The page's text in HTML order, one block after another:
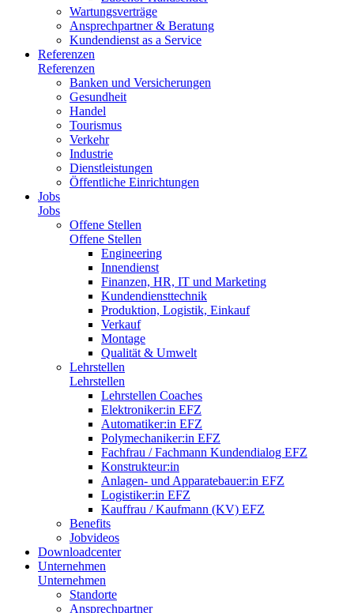
Wartungsverträge
Ansprechpartner & Beratung
Kundendienst as a Service
Referenzen
Referenzen
Banken und Versicherungen
Gesundheit
Handel
Tourismus
Verkehr
Industrie
Dienstleistungen
Öffentliche Einrichtungen
Jobs
Jobs
Offene Stellen
Offene Stellen
Engineering
Innendienst
Finanzen, HR, IT und Marketing
Kundendiensttechnik
Produktion, Logistik, Einkauf
Verkauf
Montage
Qualität & Umwelt
Lehrstellen
Lehrstellen
Lehrstellen Coaches
Elektroniker:in EFZ
Automatiker:in EFZ
Polymechaniker:in EFZ
Fachfrau / Fachmann Kundendialog EFZ
Konstrukteur:in
Anlagen- und Apparatebauer:in EFZ
Logistiker:in EFZ
Kauffrau / Kaufmann (KV) EFZ
Benefits
Jobvideos
Downloadcenter
Unternehmen
Unternehmen
Standorte
Ansprechpartner